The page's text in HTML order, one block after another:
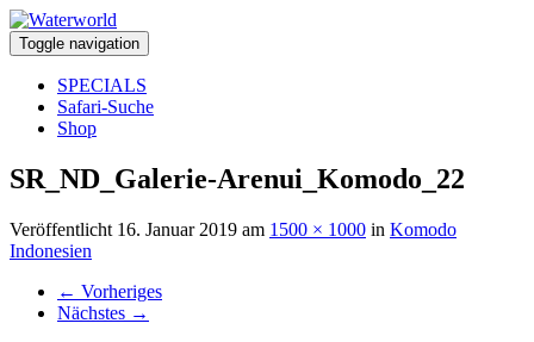
Toggle navigation
SPECIALS
Safari-Suche
Shop
SR_ND_Galerie-Arenui_Komodo_22
Veröffentlicht 16. Januar 2019 am 1500 × 1000 in Komodo
Indonesien
← Vorheriges
Nächstes →